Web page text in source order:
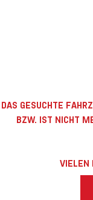
DAS GESUCHTE
BZW. IST NICHT
VIELEN